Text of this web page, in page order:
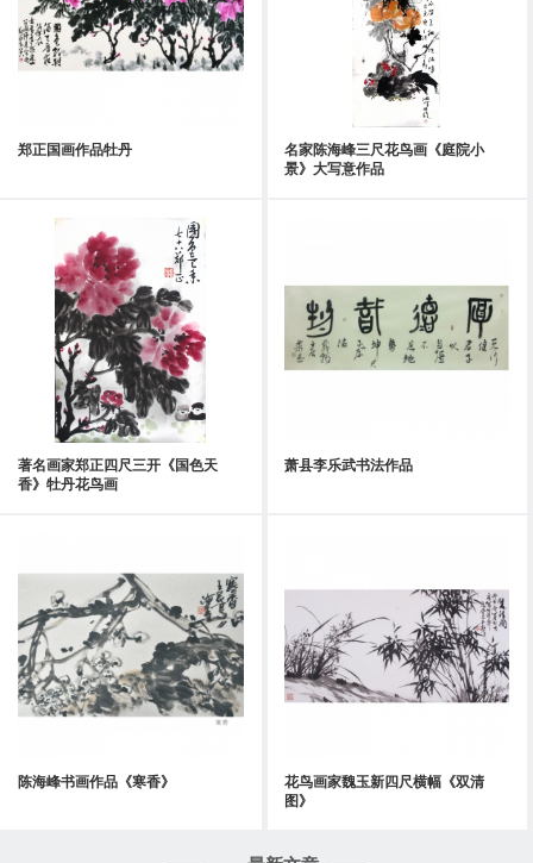
郑正国画作品牡丹
名家陈海峰三尺花鸟画《庭院小
景》大写意作品
著名画家郑正四尺三开《国色天
香》牡丹花鸟画
萧县李乐武书法作品
陈海峰书画作品《寒香》
花鸟画家魏玉新四尺横幅《双清
图》